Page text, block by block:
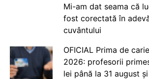
Mi-am dat seama că
fost corectată în
cuvântului
OFICIAL Prima de
2026: profesorii
lei până la 31 august